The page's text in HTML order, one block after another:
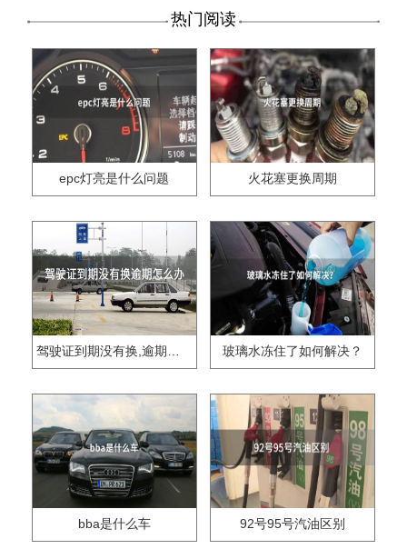
热门阅读
epc灯亮是什么问题 火花塞更换周期
驾驶证到期没有换,逾期怎么办?? 玻璃水冻住了如何解决？
bba是什么车 92号95号汽油区别